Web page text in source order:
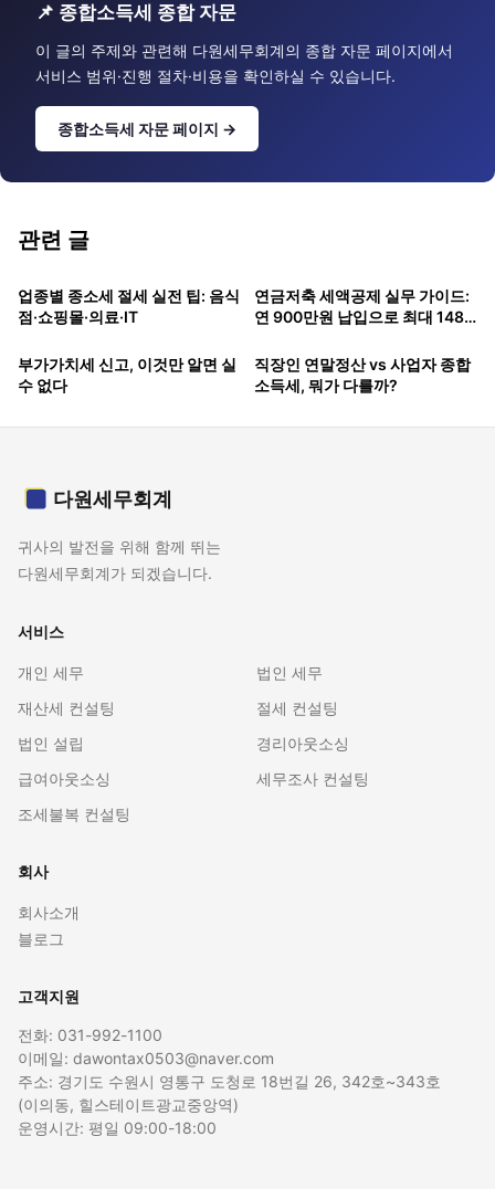
📌 종합소득세 종합 자문
이 글의 주제와 관련해 다원세무회계의 종합 자문 페이지에서
서비스 범위·진행 절차·비용을 확인하실 수 있습니다.
종합소득세 자문 페이지 →
관련 글
업종별 종소세 절세 실전 팁: 음식
점·쇼핑몰·의료·IT
연금저축 세액공제 실무 가이드:
연 900만원 납입으로 최대 148
부가가치세 신고, 이것만 알면 실
수 없다
직장인 연말정산 vs 사업자 종합
소득세, 뭐가 다를까?
다원세무회계
귀사의 발전을 위해 함께 뛰는
다원세무회계가 되겠습니다.
서비스
개인 세무
법인 세무
재산세 컨설팅
절세 컨설팅
법인 설립
경리아웃소싱
급여아웃소싱
세무조사 컨설팅
조세불복 컨설팅
회사
회사소개
블로그
고객지원
전화: 031-992-1100
이메일: dawontax0503@naver.com
주소: 경기도 수원시 영통구 도청로 18번길 26, 342호~343호
(이의동, 힐스테이트광교중앙역)
운영시간: 평일 09:00-18:00